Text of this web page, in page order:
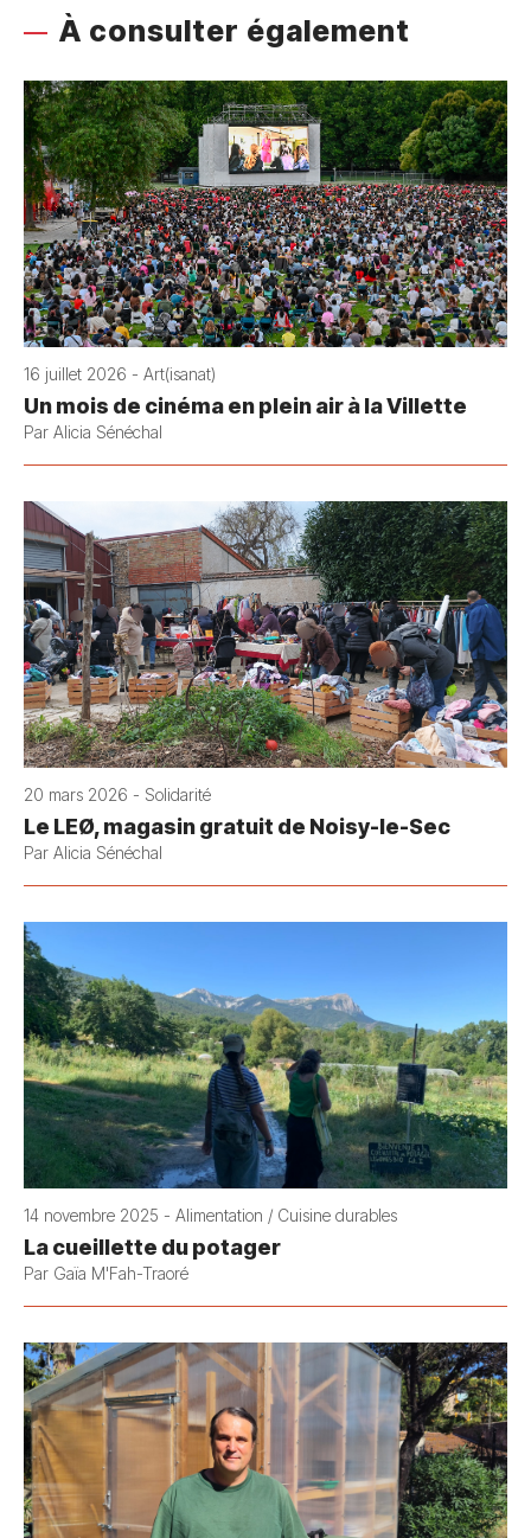
À consulter également
16 juillet 2026 - Art(isanat)
Un mois de cinéma en plein air à la Villette
Par Alicia Sénéchal
20 mars 2026 - Solidarité
Le LEØ, magasin gratuit de Noisy-le-Sec
Par Alicia Sénéchal
14 novembre 2025 - Alimentation / Cuisine durables
La cueillette du potager
Par Gaïa M'Fah-Traoré